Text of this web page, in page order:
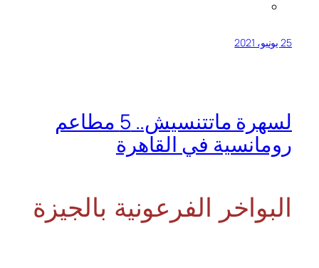
25 يونيو، 2021
لسهرة ماتتنسيش.. 5 مطاعم
رومانسية في القاهرة
البواخر الفرعونية بالجيزة